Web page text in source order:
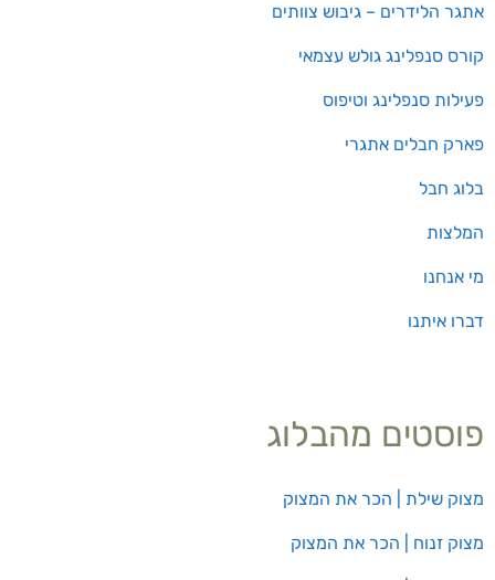
אתגר הלידרים – גיבוש צוותים
קורס סנפלינג גולש עצמאי
פעילות סנפלינג וטיפוס
פארק חבלים אתגרי
בלוג חבל
המלצות
מי אנחנו
דברו איתנו
פוסטים מהבלוג
מצוק שילת | הכר את המצוק
מצוק זנוח | הכר את המצוק